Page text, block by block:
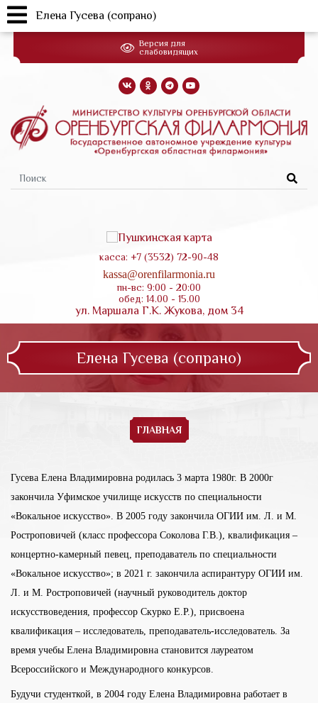
Перейти
основному
Форма
поиска
касса: +7 (3532) 72-90-48
kassa@orenfilarmonia.ru
пн-вс: 9:00 - 20:00
обед: 14.00 - 15.00
ул. Маршала Г.К. Жукова, дом 34
Версия для
слабовидящих
Елена Гусева (сопрано)
ГЛАВНАЯ
Гусева Елена Владимировна родилась 3 марта 1980г. В 2000г
закончила Уфимское училище искусств по специальности
«Вокальное искусство». В 2005 году закончила ОГИИ им. Л. и М.
Ростроповичей (класс профессора Соколова Г.В.), квалификация –
концертно-камерный певец, преподаватель по специальности
«Вокальное искусство»; в 2021 г. закончила аспирантуру ОГИИ им.
Л. и М. Ростроповичей (научный руководитель доктор
искусствоведения, профессор Скурко Е.Р.), присвоена
квалификация – исследователь, преподаватель-исследователь. За
время учебы Елена Владимировна становится лауреатом
Всероссийского и Международного конкурсов.
Будучи студенткой, в 2004 году Елена Владимировна работает в
Елена Гусева (сопрано)